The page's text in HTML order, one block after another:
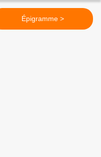
Épigramme >